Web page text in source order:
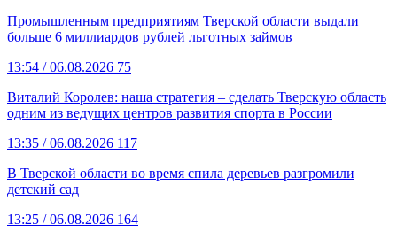
Промышленным предприятиям Тверской области выдали
больше 6 миллиардов рублей льготных займов
13:54 / 06.08.2026 75
Виталий Королев: наша стратегия – сделать Тверскую область
одним из ведущих центров развития спорта в России
13:35 / 06.08.2026 117
В Тверской области во время спила деревьев разгромили
детский сад
13:25 / 06.08.2026 164